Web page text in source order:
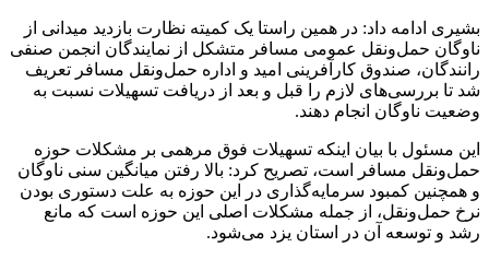
بشیری ادامه داد: در همین راستا یک کمیته نظارت بازدید میدانی از
ناوگان حمل‌ونقل عمومی مسافر متشکل از نمایندگان انجمن صنفی
رانندگان، صندوق کارآفرینی امید و اداره حمل‌ونقل مسافر تعریف
شد تا بررسی‌های لازم را قبل و بعد از دریافت تسهیلات نسبت به
وضعیت ناوگان انجام دهند.
این مسئول با بیان اینکه تسهیلات فوق مرهمی بر مشکلات حوزه
حمل‌ونقل مسافر است، تصریح کرد: بالا رفتن میانگین سنی ناوگان
و همچنین کمبود سرمایه‌گذاری در این حوزه به علت دستوری بودن
نرخ حمل‌ونقل، از جمله مشکلات اصلی این حوزه است که مانع
رشد و توسعه آن در استان یزد می‌شود.